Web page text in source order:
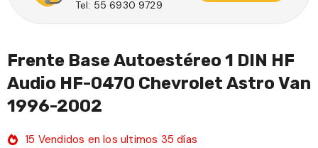
Tel: 55 6930 9729
Frente Base Autoestéreo 1 DIN HF
Audio HF-0470 Chevrolet Astro Van
1996-2002
15 Vendidos en los ultimos 35 días